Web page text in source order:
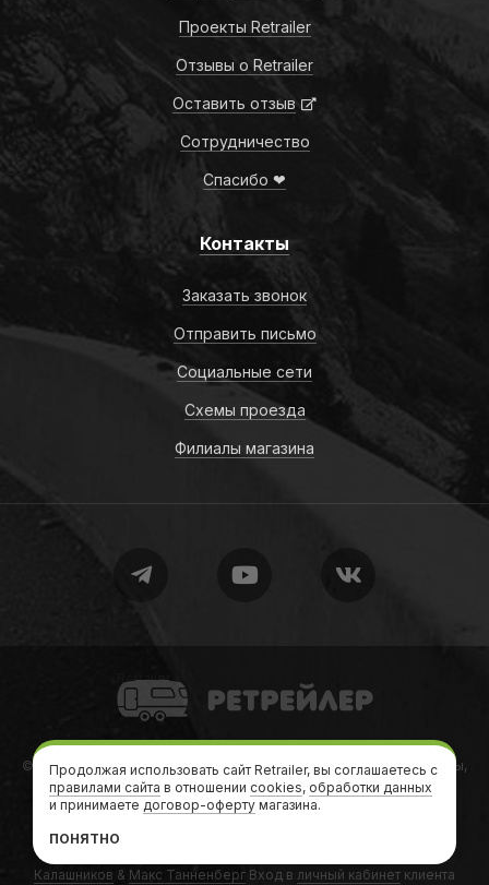
Проекты Retrailer
Отзывы о Retrailer
Оставить отзыв
Сотрудничество
Спасибо ❤
Контакты
Заказать звонок
Отправить письмо
Социальные сети
Схемы проезда
Филиалы магазина
Retrailer
© 2010-2026Retrailer Ретрейлер — Автодома, кемперы, трейлеры,
дачи на колесах
Теги
• Формальности • Карта сайта
Калашников & Макс Танненберг Вход в личный кабинет клиента
Продолжая использовать сайт Retrailer, вы соглашаетесь с
правилами сайта в отношении cookies, обработки данных
и принимаете договор-оферту магазина.
ПОНЯТНО